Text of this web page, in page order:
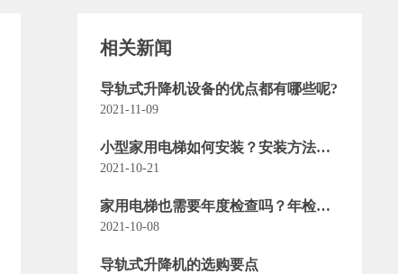
相关新闻
导轨式升降机设备的优点都有哪些呢?
2021-11-09
小型家用电梯如何安装？安装方法都
在这里了！
2021-10-21
家用电梯也需要年度检查吗？年检流
程须知
2021-10-08
导轨式升降机的选购要点